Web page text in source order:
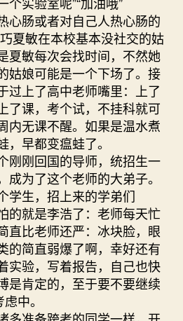
心肠或者对自己人热心肠的
夏敏在本校基本没社交的姑
夏敏每次会找时间，不然她
姑娘可能是一个下场了。接
过上了高中老师嘴里：上了
了课，考个试，不挂科就可
内无课不醒。如果是温水煮
早都变瘟蛙了。
刚刚回国的导师，统招生一
为了这个老师的大弟子。
学生，招上来的学弟们
的就是李浩了：老师每天忙
直比老师还严：冰块脸，眼
的简直弱爆了啊，幸好还有
实验，写着报告，自己也快
是肯定的，至于要不要继续
中。